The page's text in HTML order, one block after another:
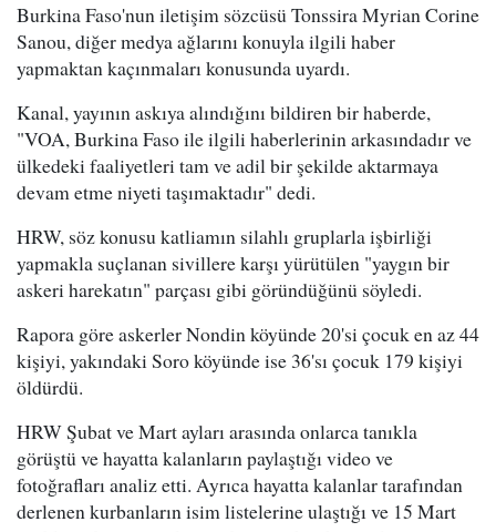
Burkina Faso'nun iletişim sözcüsü Tonssira Myrian Corine
Sanou, diğer medya ağlarını konuyla ilgili haber
yapmaktan kaçınmaları konusunda uyardı.
Kanal, yayının askıya alındığını bildiren bir haberde,
"VOA, Burkina Faso ile ilgili haberlerinin arkasındadır ve
ülkedeki faaliyetleri tam ve adil bir şekilde aktarmaya
devam etme niyeti taşımaktadır" dedi.
HRW, söz konusu katliamın silahlı gruplarla işbirliği
yapmakla suçlanan sivillere karşı yürütülen "yaygın bir
askeri harekatın" parçası gibi göründüğünü söyledi.
Rapora göre askerler Nondin köyünde 20'si çocuk en az 44
kişiyi, yakındaki Soro köyünde ise 36'sı çocuk 179 kişiyi
öldürdü.
HRW Şubat ve Mart ayları arasında onlarca tanıkla
görüştü ve hayatta kalanların paylaştığı video ve
fotoğrafları analiz etti. Ayrıca hayatta kalanlar tarafından
derlenen kurbanların isim listelerine ulaştığı ve 15 Mart